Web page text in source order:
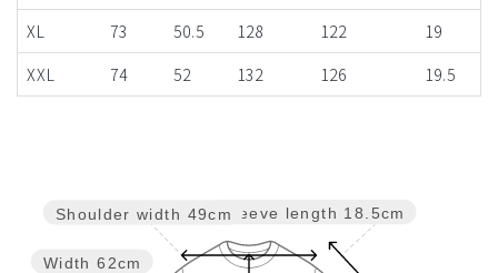
XL
73 50.5 128 122
19
XXL
74 52 132 126 19.5
Sleeve length 18.5cm
Width 62cm
Shoulder width 49cm